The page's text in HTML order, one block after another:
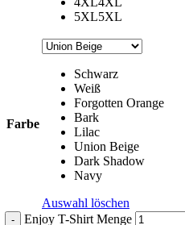
5XL5XL
Farbe
Schwarz
Weiß
Forgotten Orange
Bark
Lilac
Union Beige
Dark Shadow
Navy
Auswahl löschen
- Enjoy T-Shirt Menge